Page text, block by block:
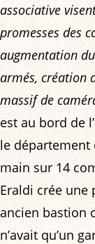
associative
promesses des
augmentation
armés, création
massif de
est au bord de
le département
main sur 14
Eraldi crée une
ancien bastion
n’avait qu’un